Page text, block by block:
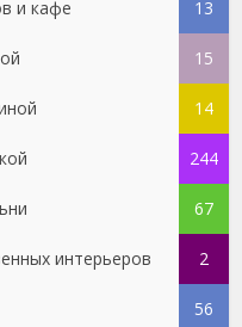
и кафе 13
15
14
244
67
интерьеров 2
56